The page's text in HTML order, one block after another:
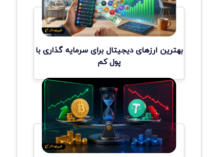
بهترین ارزهای دیجیتال برای سرمایه گذاری با
پول کم